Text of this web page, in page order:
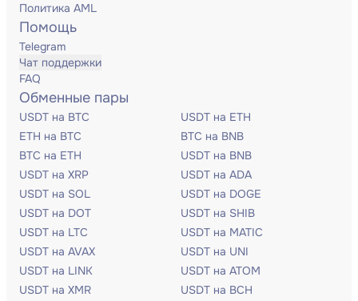
Политика AML
Помощь
Telegram
Чат поддержки
FAQ
Обменные пары
USDT на BTC
USDT на ETH
ETH на BTC
BTC на BNB
BTC на ETH
USDT на BNB
USDT на XRP
USDT на ADA
USDT на SOL
USDT на DOGE
USDT на DOT
USDT на SHIB
USDT на LTC
USDT на MATIC
USDT на AVAX
USDT на UNI
USDT на LINK
USDT на ATOM
USDT на XMR
USDT на BCH